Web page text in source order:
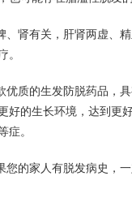
、肾有关，肝肾两虚、
。
质的生发防脱药品，
好的生长环境，达到
症。
的家人有脱发病史，